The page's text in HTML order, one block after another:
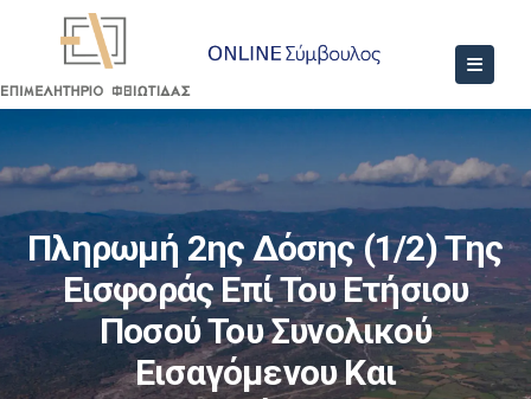
Πληρωμή 2ης Δόσης (1/2) Της
Εισφοράς Επί Του Ετήσιου
Ποσού Του Συνολικού
Εισαγόμενου Και